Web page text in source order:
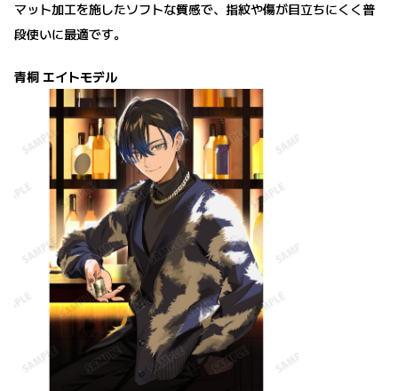
マット加工を施したソフトな質感で、指紋や傷が目立ちにくく普
段使いに最適です。
青桐 エイトモデル